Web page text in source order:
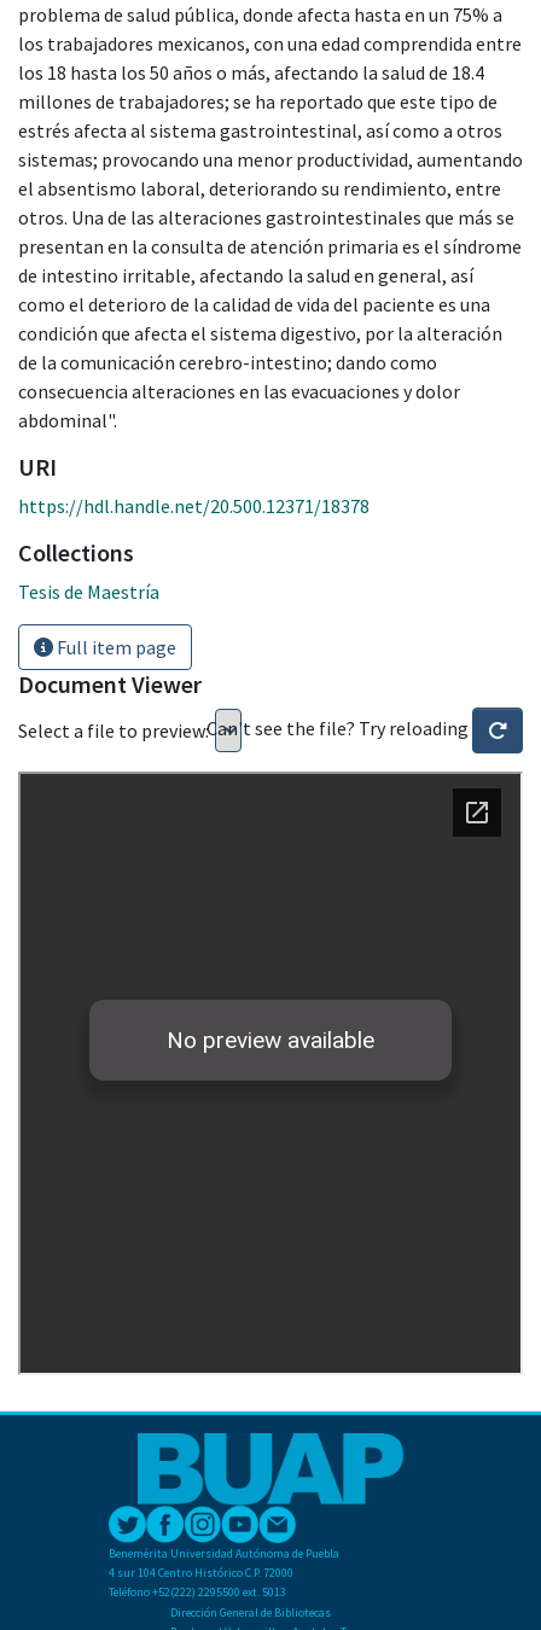
problema de salud pública, donde afecta hasta en un 75% a
los trabajadores mexicanos, con una edad comprendida entre
los 18 hasta los 50 años o más, afectando la salud de 18.4
millones de trabajadores; se ha reportado que este tipo de
estrés afecta al sistema gastrointestinal, así como a otros
sistemas; provocando una menor productividad, aumentando
el absentismo laboral, deteriorando su rendimiento, entre
otros. Una de las alteraciones gastrointestinales que más se
presentan en la consulta de atención primaria es el síndrome
de intestino irritable, afectando la salud en general, así
como el deterioro de la calidad de vida del paciente es una
condición que afecta el sistema digestivo, por la alteración
de la comunicación cerebro-intestino; dando como
consecuencia alteraciones en las evacuaciones y dolor
abdominal".
URI
https://hdl.handle.net/20.500.12371/18378
Collections
Tesis de Maestría
Full item page
Document Viewer
Select a file to preview:Can't see the file? Try reloading
Benemérita Universidad Autónoma de Puebla
4 sur 104 Centro Histórico C.P. 72000
Teléfono +52(222) 2295500 ext. 5013
Dirección General de Bibliotecas